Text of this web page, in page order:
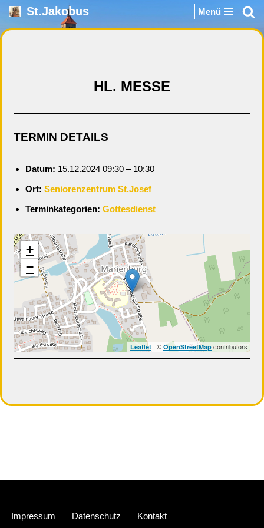
Zum
St.Jakobus Menü
HL. MESSE
TERMIN DETAILS
Datum: 15.12.2024 09:30 – 10:30
Ort: Seniorenzentrum St.Josef
Terminkategorien: Gottesdienst
+
−
Leaflet | © OpenStreetMapcontributors
Impressum Datenschutz Kontakt